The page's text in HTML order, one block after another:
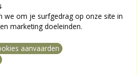
laten we tenminste hiervan
alles opnieuw, onvermijdelijk.
als wij er zelf nog bij zijn.
als we kunnen het leven
krijg je van mij alvast een grote
we om je surfgedrag op onze site in
marketing doeleinden.
aanvaarden